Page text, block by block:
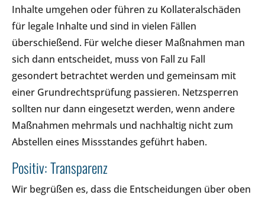
Inhalte umgehen oder führen zu Kollateralschäden
für legale Inhalte und sind in vielen Fällen
überschießend. Für welche dieser Maßnahmen man
sich dann entscheidet, muss von Fall zu Fall
gesondert betrachtet werden und gemeinsam mit
einer Grundrechtsprüfung passieren. Netzsperren
sollten nur dann eingesetzt werden, wenn andere
Maßnahmen mehrmals und nachhaltig nicht zum
Abstellen eines Missstandes geführt haben.
Positiv: Transparenz
Wir begrüßen es, dass die Entscheidungen über oben